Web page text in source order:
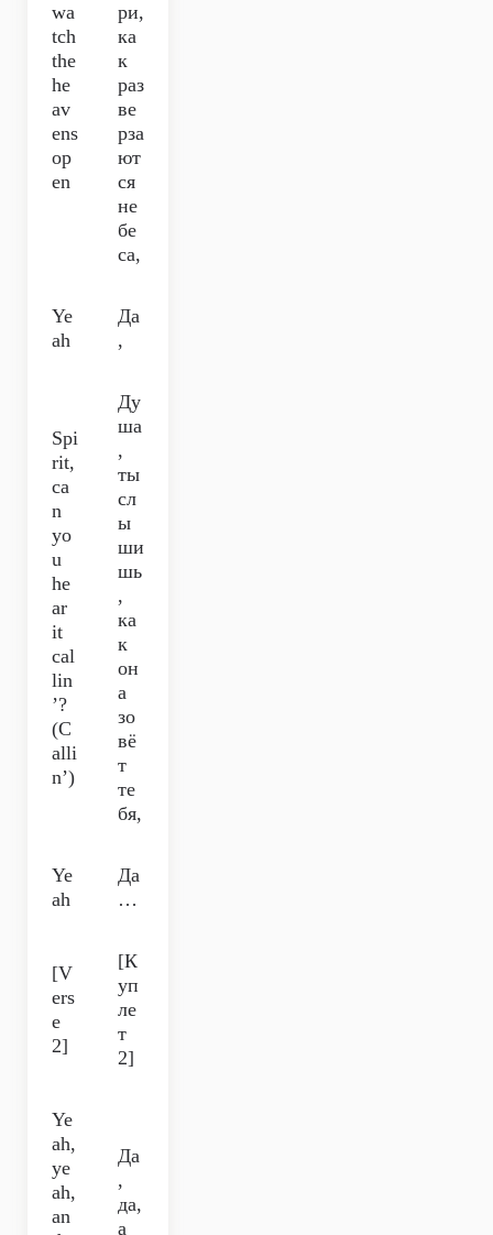
wa
tch
the
he
av
ens
op
en
ри,
ка
к
раз
ве
рза
ют
ся
не
бе
са,
Ye
ah
Да
,
Spi
rit,
ca
n
yo
u
he
ar
it
cal
lin
’?
(C
alli
n’)
Ду
ша
,
ты
сл
ы
ши
шь
,
ка
к
он
а
зо
вё
т
те
бя,
Ye
ah
Да
…
[V
ers
e
2]
[К
уп
ле
т
2]
Ye
ah,
ye
ah,
an
Да
,
да,
а